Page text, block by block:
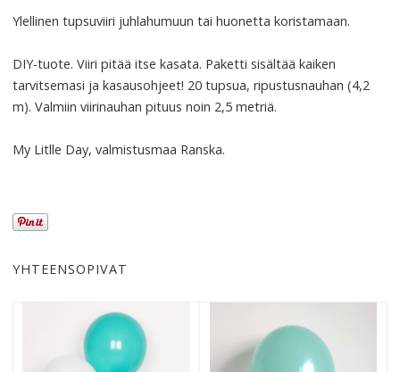
Ylellinen tupsuviiri juhlahumuun tai huonetta koristamaan.
DIY-tuote. Viiri pitää itse kasata. Paketti sisältää kaiken
tarvitsemasi ja kasausohjeet! 20 tupsua, ripustusnauhan (4,2
m). Valmiin viirinauhan pituus noin 2,5 metriä.
My Litlle Day, valmistusmaa Ranska.
YHTEENSOPIVAT